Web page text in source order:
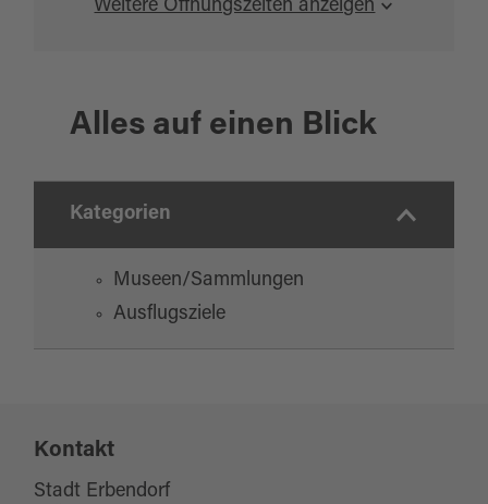
Weitere Öffnungszeiten anzeigen
Alles auf einen Blick
Kategorien
Museen/Sammlungen
Ausflugsziele
Kontakt
Stadt Erbendorf